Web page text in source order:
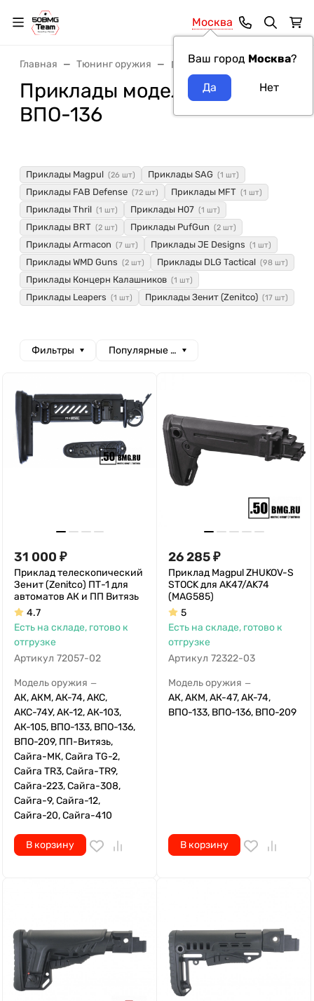
Москва
Ваш город Москва?
Главная Тюнинг оружия Приклады
Приклады модель оружия
ВПО-136
Приклады Magpul (26 шт) Приклады SAG (1 шт)
Приклады FAB Defense (72 шт) Приклады MFT (1 шт)
Приклады Thril (1 шт) Приклады H07 (1 шт)
Приклады BRT (2 шт) Приклады PufGun (2 шт)
Приклады Armacon (7 шт) Приклады JE Designs (1 шт)
Приклады WMD Guns (2 шт) Приклады DLG Tactical (98 шт)
Приклады Концерн Калашников (1 шт)
Приклады Leapers (1 шт) Приклады Зенит (Zenitco) (17 шт)
Фильтры Популярные сначала
31 000 ₽
Приклад телескопический
Зенит (Zenitco) ПТ-1 для
автоматов АК и ПП Витязь
4.7
Есть на складе, готово к
отгрузке
Артикул 72057-02
Модель оружия —
АК, АКМ, АК-74, АКС,
АКС-74У, АК-12, АК-103,
АК-105, ВПО-133, ВПО-136,
ВПО-209, ПП-Витязь,
Сайга-МК, Сайга TG-2,
Сайга TR3, Сайга-TR9,
Сайга-223, Сайга-308,
Сайга-9, Сайга-12,
Сайга-20, Сайга-410
В корзину
26 285₽
Приклад Magpul ZHUKOV-S
STOCK для AK47/AK74
(MAG585)
5
Есть на складе, готово к
отгрузке
Артикул 72322-03
Модель оружия —
АК, АКМ, АК-47, АК-74,
ВПО-133, ВПО-136, ВПО-209
В корзину